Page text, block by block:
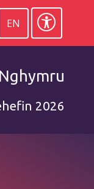
EN
2026